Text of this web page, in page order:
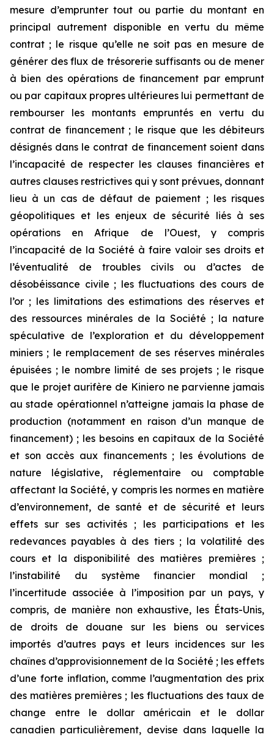
mesure d’emprunter tout ou partie du montant en
principal autrement disponible en vertu du même
contrat ; le risque qu’elle ne soit pas en mesure de
générer des flux de trésorerie suffisants ou de mener
à bien des opérations de financement par emprunt
ou par capitaux propres ultérieures lui permettant de
rembourser les montants empruntés en vertu du
contrat de financement ; le risque que les débiteurs
désignés dans le contrat de financement soient dans
l’incapacité de respecter les clauses financières et
autres clauses restrictives qui y sont prévues, donnant
lieu à un cas de défaut de paiement ; les risques
géopolitiques et les enjeux de sécurité liés à ses
opérations en Afrique de l’Ouest, y compris
l’incapacité de la Société à faire valoir ses droits et
l’éventualité de troubles civils ou d’actes de
désobéissance civile ; les fluctuations des cours de
l’or ; les limitations des estimations des réserves et
des ressources minérales de la Société ; la nature
spéculative de l’exploration et du développement
miniers ; le remplacement de ses réserves minérales
épuisées ; le nombre limité de ses projets ; le risque
que le projet aurifère de Kiniero ne parvienne jamais
au stade opérationnel n’atteigne jamais la phase de
production (notamment en raison d’un manque de
financement) ; les besoins en capitaux de la Société
et son accès aux financements ; les évolutions de
nature législative, réglementaire ou comptable
affectant la Société, y compris les normes en matière
d’environnement, de santé et de sécurité et leurs
effets sur ses activités ; les participations et les
redevances payables à des tiers ; la volatilité des
cours et la disponibilité des matières premières ;
l’instabilité du système financier mondial ;
l’incertitude associée à l’imposition par un pays, y
compris, de manière non exhaustive, les États-Unis,
de droits de douane sur les biens ou services
importés d’autres pays et leurs incidences sur les
chaînes d’approvisionnement de la Société ; les effets
d’une forte inflation, comme l’augmentation des prix
des matières premières ; les fluctuations des taux de
change entre le dollar américain et le dollar
canadien particulièrement, devise dans laquelle la